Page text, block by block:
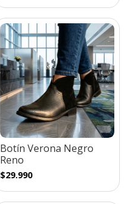
Botín Verona Negro
Reno
$29.990